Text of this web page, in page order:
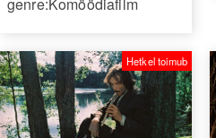
Hetkel toimub